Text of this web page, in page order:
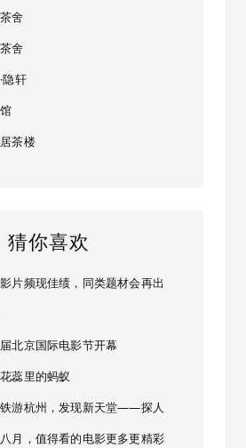
舍
舍
隐轩
茶楼
猜你喜欢
片频现佳绩，同类题材会再出
北京国际电影节开幕
蕊里的蚂蚁
游杭州，发现新天堂——探人
月，值得看的电影更多更精彩